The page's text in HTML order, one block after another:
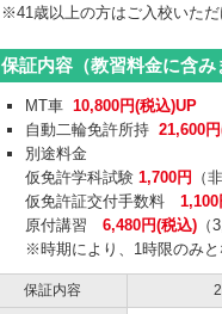
※41歳以上の方はご入校いただ
保証内容（教習料金に含み
MT車 10,800円(税込)UP
自動二輪免許所持 21,600円
別途料金
仮免許学科試験 1,700円
（
仮免許証交付手数料 1,100
原付講習 6,480円(税込)
※時期により、1時限のみと
保証内容